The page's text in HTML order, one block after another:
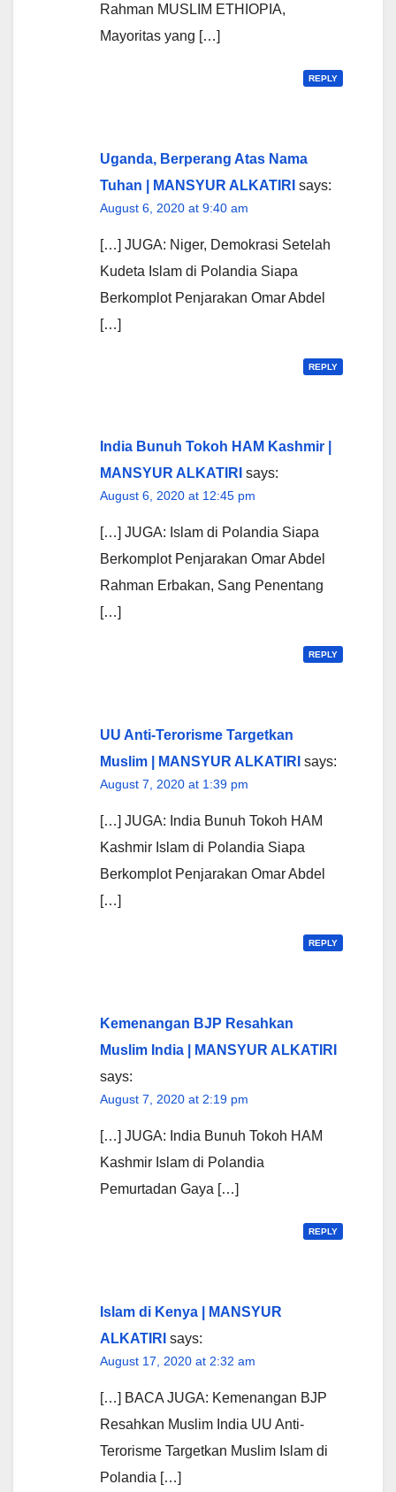
Rahman MUSLIM ETHIOPIA,
Mayoritas yang […]
REPLY
Uganda, Berperang Atas Nama
Tuhan | MANSYUR ALKATIRI says:
August 6, 2020 at 9:40 am
[…] JUGA: Niger, Demokrasi Setelah
Kudeta Islam di Polandia Siapa
Berkomplot Penjarakan Omar Abdel
[…]
REPLY
India Bunuh Tokoh HAM Kashmir |
MANSYUR ALKATIRI says:
August 6, 2020 at 12:45 pm
[…] JUGA: Islam di Polandia Siapa
Berkomplot Penjarakan Omar Abdel
Rahman Erbakan, Sang Penentang
[…]
REPLY
UU Anti-Terorisme Targetkan
Muslim | MANSYUR ALKATIRI says:
August 7, 2020 at 1:39 pm
[…] JUGA: India Bunuh Tokoh HAM
Kashmir Islam di Polandia Siapa
Berkomplot Penjarakan Omar Abdel
[…]
REPLY
Kemenangan BJP Resahkan
Muslim India | MANSYUR ALKATIRI
says:
August 7, 2020 at 2:19 pm
[…] JUGA: India Bunuh Tokoh HAM
Kashmir Islam di Polandia
Pemurtadan Gaya […]
REPLY
Islam di Kenya | MANSYUR
ALKATIRI says:
August 17, 2020 at 2:32 am
[…] BACA JUGA: Kemenangan BJP
Resahkan Muslim India UU Anti-
Terorisme Targetkan Muslim Islam di
Polandia […]